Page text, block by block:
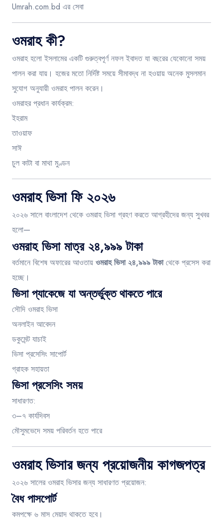
Umrah.com.bd এর সেবা
ওমরাহ কী?
ওমরাহ হলো ইসলামের একটি গুরুত্বপূর্ণ নফল ইবাদত যা বছরের যেকোনো সময়
পালন করা যায়। হজের মতো নির্দিষ্ট সময়ে সীমাবদ্ধ না হওয়ায় অনেক মুসলমান
সুযোগ অনুযায়ী ওমরাহ পালন করেন।
ওমরাহর প্রধান কার্যক্রম:
ইহরাম
তাওয়াফ
সাঈ
চুল কাটা বা মাথা মুণ্ডন
ওমরাহ ভিসা ফি ২০২৬
২০২৬ সালে বাংলাদেশ থেকে ওমরাহ ভিসা গ্রহণ করতে আগ্রহীদের জন্য সুখবর
হলো—
ওমরাহ ভিসা মাত্র ২৪,৯৯৯ টাকা
বর্তমানে বিশেষ অফারের আওতায় ওমরাহ ভিসা ২৪,৯৯৯ টাকাথেকে প্রসেস করা
হচ্ছে।
ভিসা প্যাকেজে যা অন্তর্ভুক্ত থাকতে পারে
সৌদি ওমরাহ ভিসা
অনলাইন আবেদন
ডকুমেন্ট যাচাই
ভিসা প্রসেসিং সাপোর্ট
গ্রাহক সহায়তা
ভিসা প্রসেসিং সময়
সাধারণত:
৩–৭ কার্যদিবস
মৌসুমভেদে সময় পরিবর্তন হতে পারে
ওমরাহ ভিসার জন্য প্রয়োজনীয় কাগজপত্র
২০২৬ সালের ওমরাহ ভিসার জন্য সাধারণত প্রয়োজন:
বৈধ পাসপোর্ট
কমপক্ষে ৬ মাস মেয়াদ থাকতে হবে।